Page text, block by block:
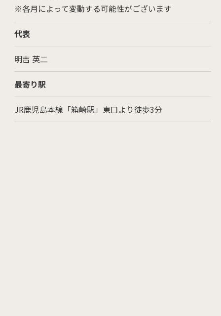
※各月によって変動する可能性がございます
代表
明吉 英二
最寄り駅
JR鹿児島本線「箱崎駅」東口より徒歩3分
お問い合わせはこちら